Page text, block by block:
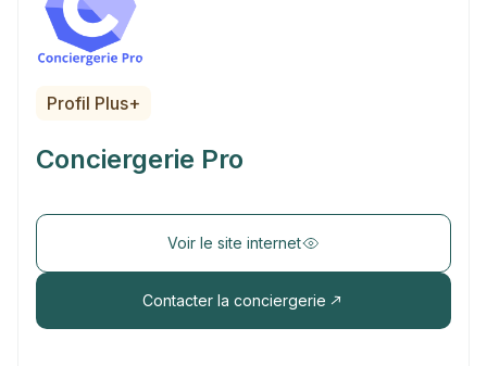
Profil Plus+
Conciergerie Pro
Voir le site internet
Contacter la conciergerie